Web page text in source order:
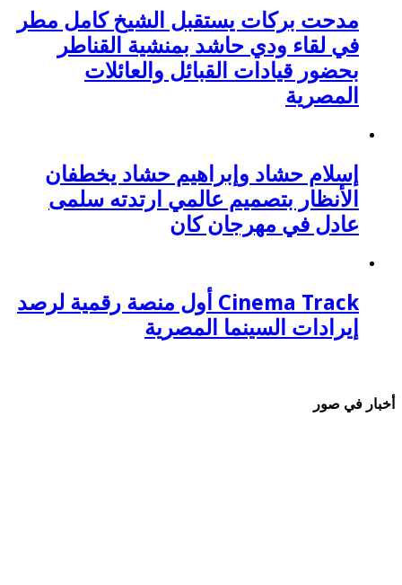
مدحت بركات يستقبل الشيخ كامل مطر
في لقاء ودي حاشد بمنشية القناطر
بحضور قيادات القبائل والعائلات
المصرية
إسلام حشاد وإبراهيم حشاد يخطفان
الأنظار بتصميم عالمي ارتدته سلمى
عادل في مهرجان كان
Cinema Track أول منصة رقمية لرصد
إيرادات السينما المصرية
أخبار في صور